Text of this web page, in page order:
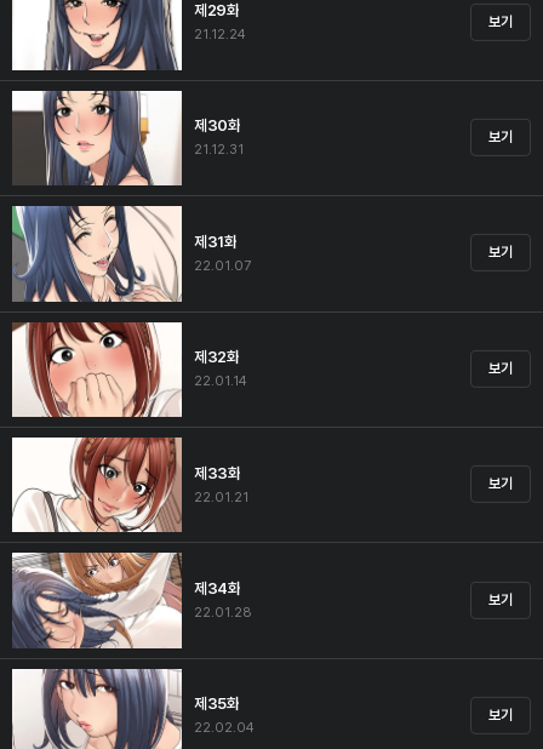
제29화
21.12.24
보기
제30화
21.12.31
보기
제31화
22.01.07
보기
제32화
22.01.14
보기
제33화
22.01.21
보기
제34화
22.01.28
보기
제35화
22.02.04
보기